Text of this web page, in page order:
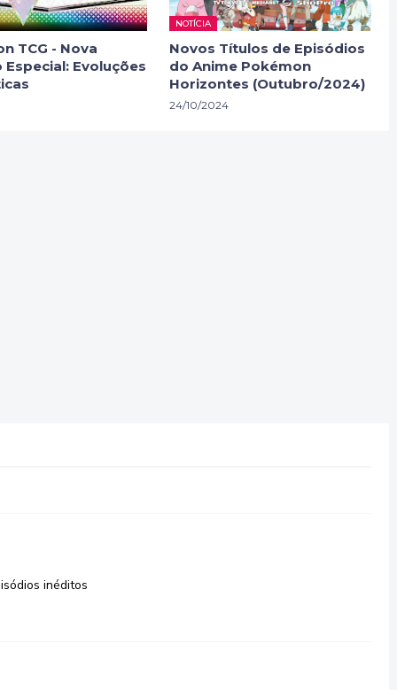
TCG - Nova
Especial: Evoluções
NOTÍCIA
Novos Títulos de Episódios
do Anime Pokémon
Horizontes (Outubro/2024)
24/10/2024
inéditos